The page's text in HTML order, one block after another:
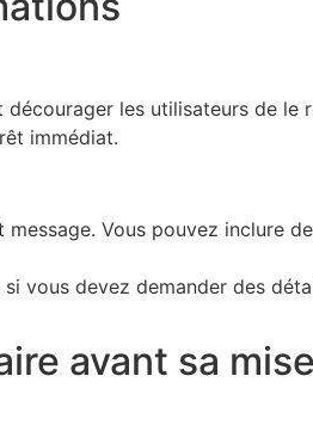
les utilisateurs de le
immédiat.
Vous pouvez inclure
si vous devez demander des
avant sa